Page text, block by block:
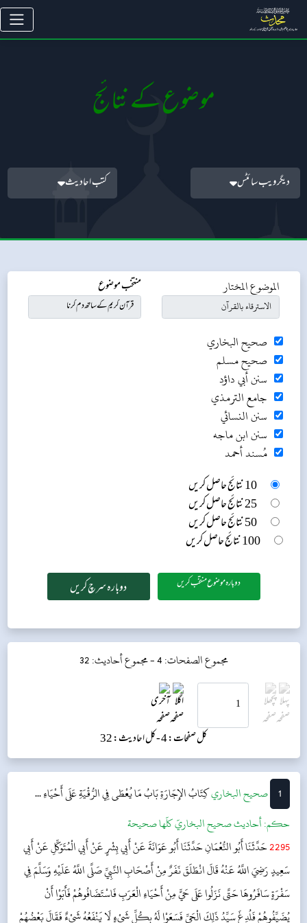
موضوع کے نتائج
دیگر ویب سائٹس کتب احادیث
الموضوع المختار منتخب موضوع
صحيح البخاري
صحيح مسلم
سنن أبي داؤد
جامع الترمذي
سنن النسائي
سنن ابن ماجه
مُسند أحمد
10 نتائج حاصل کریں
25 نتائج حاصل کریں
50 نتائج حاصل کریں
100 نتائج حاصل کریں
دوبارہ موضوع منتخب کریں
مجموع الصفحات: 4 - مجموع أحاديث: 32
کل صفحات: 4 - کل احادیث: 32
1 ‌‌صحيح البخاريكِتَابُ الإِجَارَةِبَابُ مَا يُعْطَى فِي الرُّقْيَةِ عَلَى أَحْيَاءِ ...
حکم:أحاديث صحيح البخاريّ كلّها صحيحة
2295حَدَّثَنَا أَبُو النُّعْمَانِ حَدَّثَنَا أَبُو عَوَانَةَ عَنْ أَبِي بِشْرٍ عَنْ أَبِي الْمُتَوَكِّلِ عَنْ أَبِي
سَعِيدٍ رَضِيَ اللَّهُ عَنْهُ قَالَ انْطَلَقَ نَفَرٌ مِنْ أَصْحَابِ النَّبِيِّ صَلَّى اللَّهُ عَلَيْهِ وَسَلَّمَ فِي
سَفْرَةٍ سَافَرُوهَا حَتَّى نَزَلُوا عَلَى حَيٍّ مِنْ أَحْيَاءِ الْعَرَبِ فَاسْتَضَافُوهُمْ فَأَبَوْا أَنْ
يُضَيِّفُوهُمْ فَلُدِغَ سَيِّدُ ذَلِكَ الْحَيِّ فَسَعَوْا لَهُ بِكُلِّ شَيْءٍ لَا يَنْفَعُهُ شَيْءٌ فَقَالَ بَعْضُهُمْ